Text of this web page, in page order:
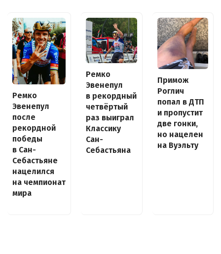
Ремко
Эвенепул
после
рекордной
победы
в Сан-
Себастьяне
нацелился
на чемпионат
мира
Ремко
Эвенепул
в рекордный
четвёртый
раз выиграл
Классику
Сан-
Себастьяна
Примож
Роглич
попал в ДТП
и пропустит
две гонки,
но нацелен
на Вуэльту